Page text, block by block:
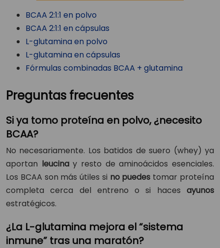
BCAA 2:1:1 en polvo
BCAA 2:1:1 en cápsulas
L-glutamina en polvo
L-glutamina en cápsulas
Fórmulas combinadas BCAA + glutamina
Preguntas frecuentes
Si ya tomo proteína en polvo, ¿necesito
BCAA?
No necesariamente. Los batidos de suero (whey) ya
aportan leucinay resto de aminoácidos esenciales.
Los BCAA son más útiles si no puedes tomar proteína
completa cerca del entreno o si haces ayunos
estratégicos.
¿La L-glutamina mejora el “sistema
inmune” tras una maratón?